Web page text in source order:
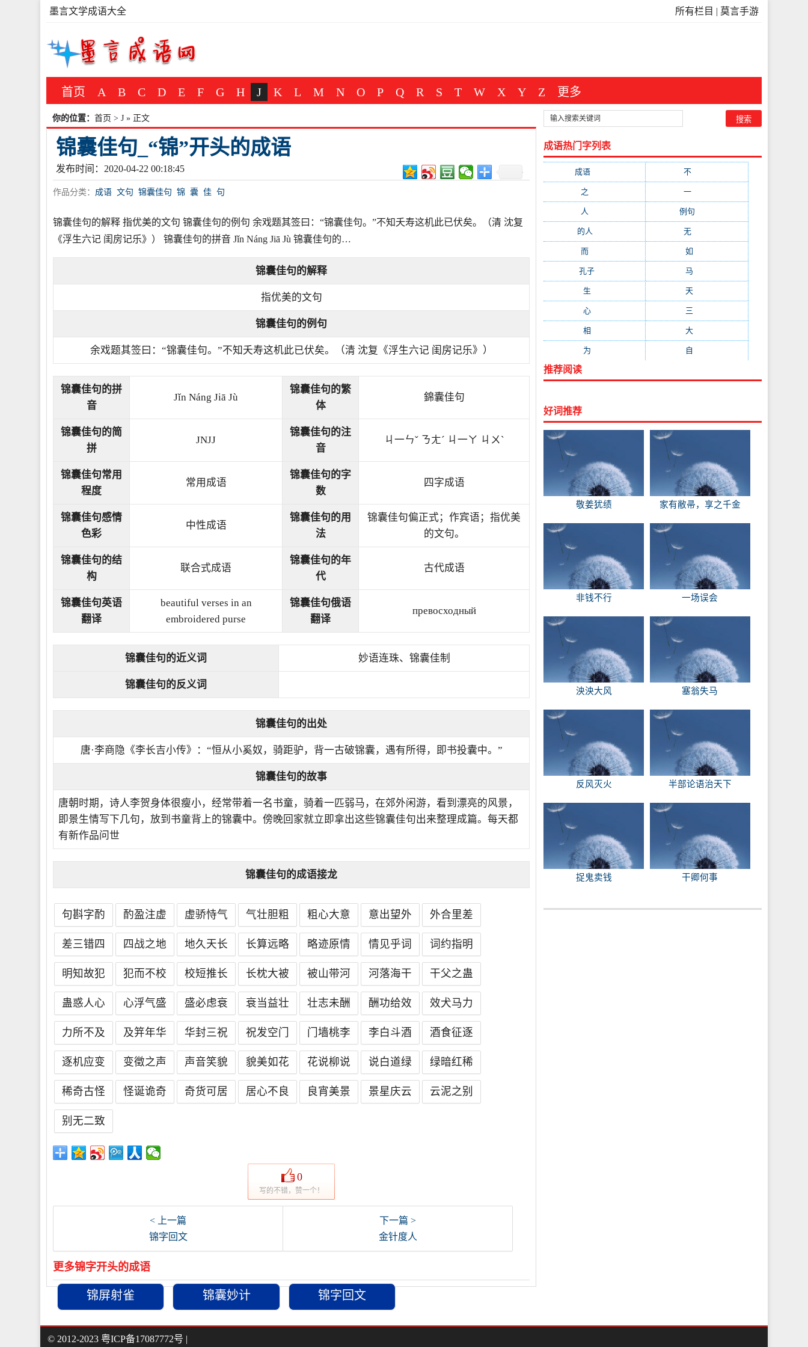
所有栏目 | 莫言手游
墨言文学成语大全
首页 A B C D E F G H J K L M N O P Q R S T W X Y Z 更多
你的位置： 首页 > J » 正文
锦囊佳句_“锦”开头的成语
发布时间：2020-04-22 00:18:45
作品分类： 成语 文句 锦囊佳句 锦 囊 佳 句
锦囊佳句的解释 指优美的文句 锦囊佳句的例句 余戏题其签曰：“锦囊佳句。”不知夭寿这机此已伏矣。（清 沈复
《浮生六记 闺房记乐》） 锦囊佳句的拼音 Jǐn Náng Jiā Jù 锦囊佳句的…
锦囊佳句的解释
指优美的文句
锦囊佳句的例句
余戏题其签曰：“锦囊佳句。”不知夭寿这机此已伏矣。（清 沈复《浮生六记 闺房记乐》）
锦囊佳句的拼
音
Jǐn Náng Jiā Jù
锦囊佳句的繁
体
錦囊佳句
锦囊佳句的简
拼
JNJJ
锦囊佳句的注
音
ㄐ一ㄣˇ ㄋㄤˊ ㄐ一ㄚ ㄐㄨˋ
锦囊佳句常用
程度
常用成语
锦囊佳句的字
数
四字成语
锦囊佳句感情
色彩
中性成语
锦囊佳句的用
法
锦囊佳句偏正式；作宾语；指优美
的文句。
锦囊佳句的结
构
联合式成语
锦囊佳句的年
代
古代成语
锦囊佳句英语
翻译
beautiful verses in an
embroidered purse
锦囊佳句俄语
翻译
превосходный
锦囊佳句的近义词 妙语连珠、锦囊佳制
锦囊佳句的反义词
锦囊佳句的出处
唐·李商隐《李长吉小传》：“恒从小奚奴，骑距驴，背一古破锦囊，遇有所得，即书投囊中。”
锦囊佳句的故事
唐朝时期，诗人李贺身体很瘦小，经常带着一名书童，骑着一匹弱马，在郊外闲游，看到漂亮的风景，
即景生情写下几句，放到书童背上的锦囊中。傍晚回家就立即拿出这些锦囊佳句出来整理成篇。每天都
有新作品问世
锦囊佳句的成语接龙
句斟字酌 酌盈注虚 虚骄恃气 气壮胆粗 粗心大意 意出望外 外合里差
差三错四 四战之地 地久天长 长算远略 略迹原情 情见乎词 词约指明
明知故犯 犯而不校 校短推长 长枕大被 被山带河 河落海干 干父之蛊
蛊惑人心 心浮气盛 盛必虑衰 衰当益壮 壮志未酬 酬功给效 效犬马力
力所不及 及笄年华 华封三祝 祝发空门 门墙桃李 李白斗酒 酒食征逐
逐机应变 变徵之声 声音笑貌 貌美如花 花说柳说 说白道绿 绿暗红稀
稀奇古怪 怪诞诡奇 奇货可居 居心不良 良宵美景 景星庆云 云泥之别
别无二致
0
写的不错，赞一个！
< 上一篇
锦字回文
下一篇 >
金针度人
更多锦字开头的成语
锦屏射雀 锦囊妙计 锦字回文
成语热门字列表
成语 不(371)
之 一(209)
人 例句
的人 无(123)
而 如
孔子 马
生 天
心(85) 三
相 大
为 自
推荐阅读
好词推荐
敬姜犹绩 家有敝帚，享之千金
非钱不行 一场误会
泱泱大风 塞翁失马
反风灭火 半部论语治天下
捉鬼卖钱 干卿何事
© 2012-2023 粤ICP备17087772号 |